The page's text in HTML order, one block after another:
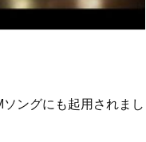
ングにも起用されまし